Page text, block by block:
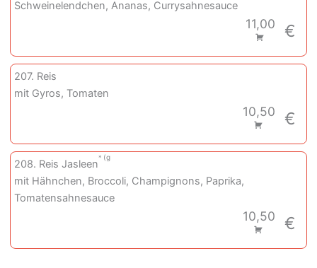
Schweinelendchen, Ananas, Currysahnesauce
11,00 €
207. Reis
mit Gyros, Tomaten
10,50 €
208. Reis Jasleen
g
mit Hähnchen, Broccoli, Champignons, Paprika,
Tomatensahnesauce
10,50 €